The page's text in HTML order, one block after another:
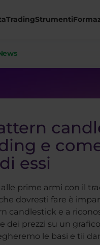
TradingStrumenti
e
essi
alle prime armi con il
dovresti fare è
candlestick e a
dei prezzi su un
le basi e tii